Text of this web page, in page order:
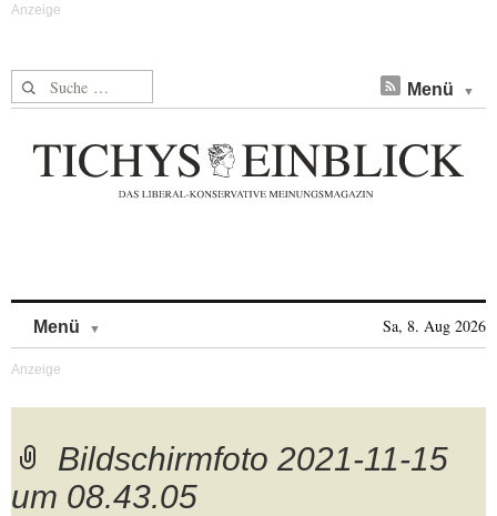
Suche nach: Menü
Menü Sa, 8. Aug 2026
Bildschirmfoto 2021-11-15
um 08.43.05